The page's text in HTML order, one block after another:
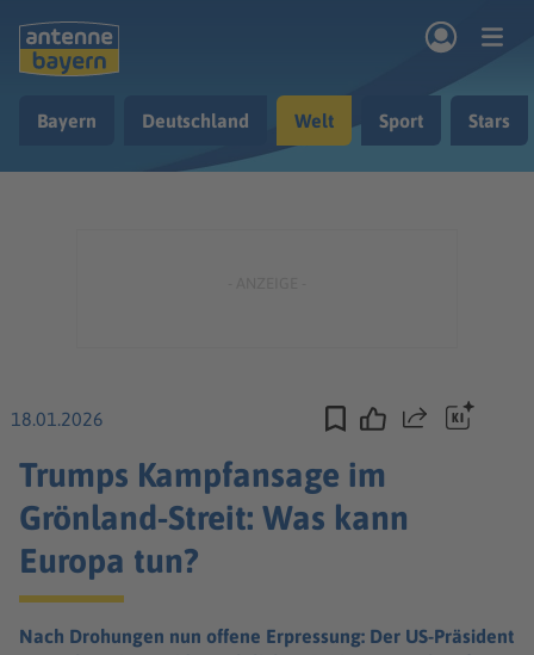
Nachrichten
Bayern Deutschland Welt Sport Stars
18.01.2026 Teilen
Trumps Kampfansage im
Grönland-Streit: Was kann
Europa tun?
Nach Drohungen nun offene Erpressung: Der US-Präsident